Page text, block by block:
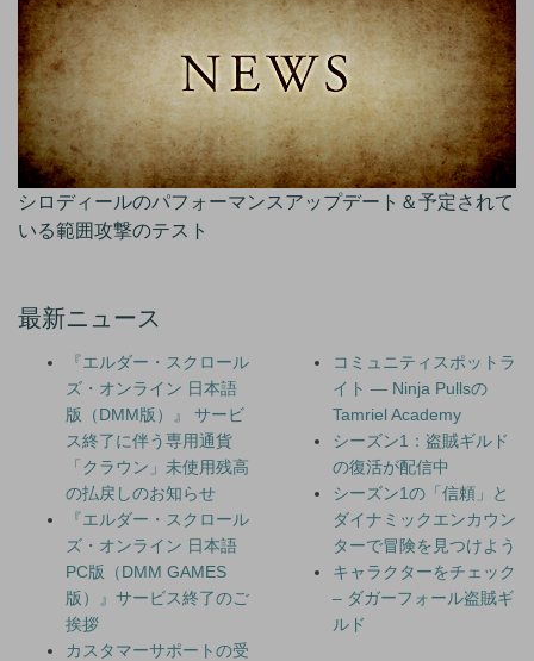
シロディールのパフォーマンスアップデート＆予定されて
いる範囲攻撃のテスト
最新ニュース
『エルダー・スクロール
ズ・オンライン 日本語
版（DMM版）』 サービ
ス終了に伴う専用通貨
「クラウン」未使用残高
の払戻しのお知らせ
『エルダー・スクロール
ズ・オンライン 日本語
PC版（DMM GAMES
版）』サービス終了のご
挨拶
カスタマーサポートの受
コミュニティスポットラ
イト — Ninja Pullsの
Tamriel Academy
シーズン1：盗賊ギルド
の復活が配信中
シーズン1の「信頼」と
ダイナミックエンカウン
ターで冒険を見つけよう
キャラクターをチェック
– ダガーフォール盗賊ギ
ルド